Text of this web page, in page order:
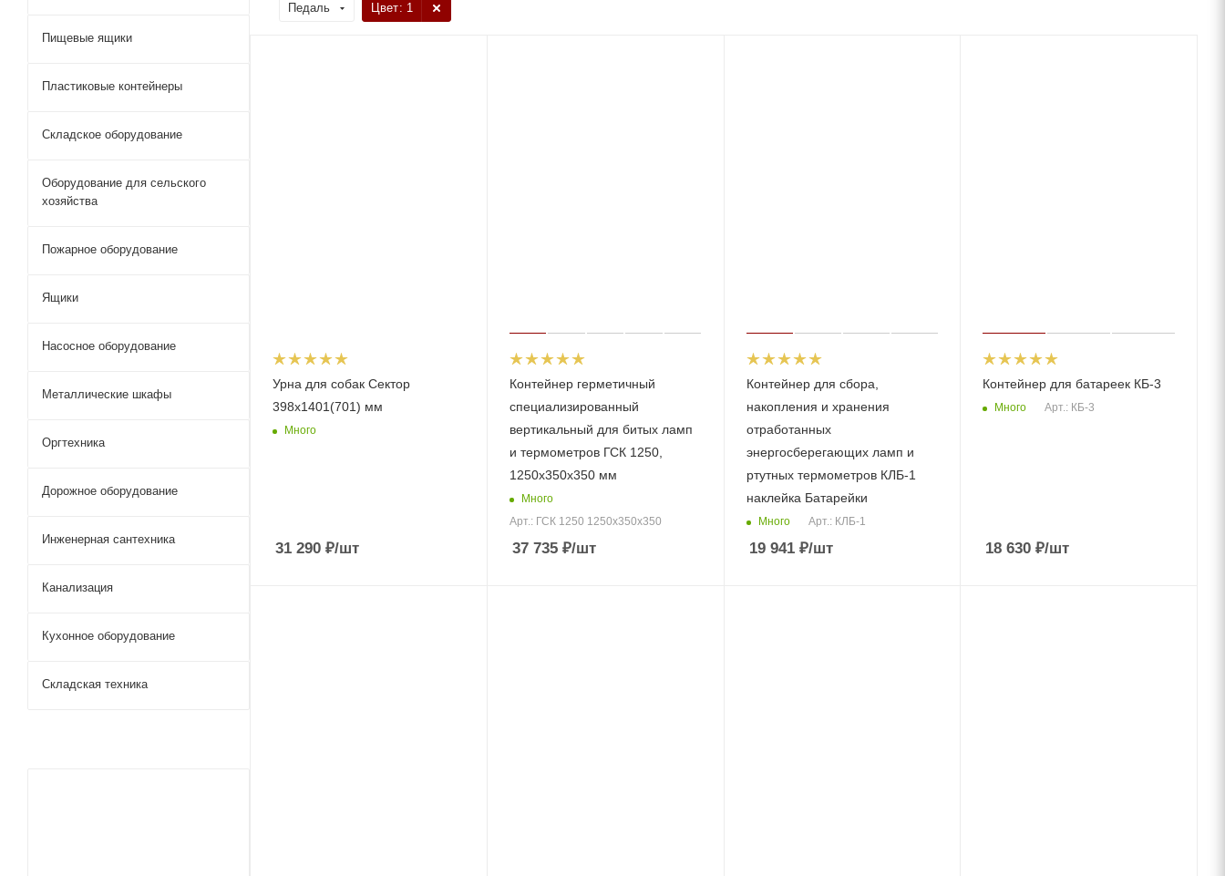
Педаль Цвет: 1
Урна для собак Сектор
398х1401(701) мм
Много
31 290 ₽/шт
Контейнер герметичный
специализированный
вертикальный для битых ламп
и термометров ГСК 1250,
1250х350х350 мм
Много
Арт.: ГСК 1250 1250х350х350
37 735₽/шт
Контейнер для сбора,
накопления и хранения
отработанных
энергосберегающих ламп и
ртутных термометров КЛБ-1
наклейка Батарейки
Много Арт.: КЛБ-1
19 941₽/шт
Контейнер для батареек КБ-3
Много Арт.: КБ-3
18 630 ₽/шт
Пищевые ящики
Пластиковые контейнеры
Складское оборудование
Оборудование для сельского
хозяйства
Пожарное оборудование
Ящики
Насосное оборудование
Металлические шкафы
Оргтехника
Дорожное оборудование
Инженерная сантехника
Канализация
Кухонное оборудование
Складская техника